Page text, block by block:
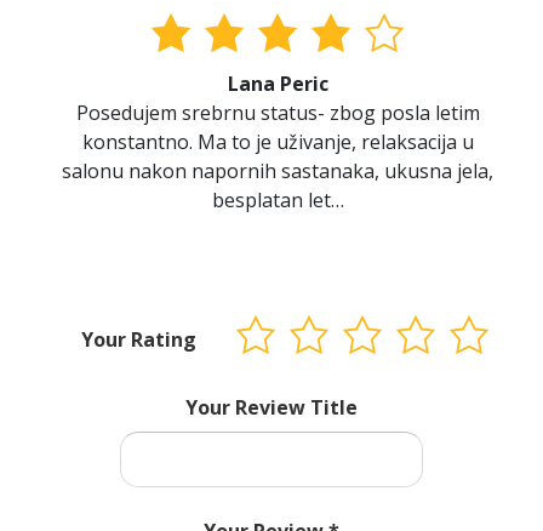
Lana Peric
Posedujem srebrnu status- zbog posla letim
konstantno. Ma to je uživanje, relaksacija u
salonu nakon napornih sastanaka, ukusna jela,
besplatan let…
Your Rating
Your Review Title